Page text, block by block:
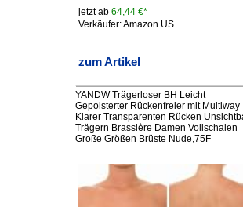
jetzt ab 64,44 €*
Verkäufer: Amazon US
zum Artikel
YANDW Trägerloser BH Leicht
Gepolsterter Rückenfreier mit Multiway
Klarer Transparenten Rücken
Trägern Brassière Damen Vollschalen
Große Größen Brüste Nude,75F